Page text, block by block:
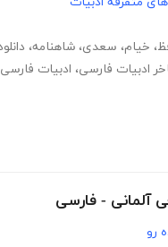
، خیام، سعدی، شاهنامه،
ادبیات فارسی، ادبیات فارسی
آلمانی - فارسی
رو